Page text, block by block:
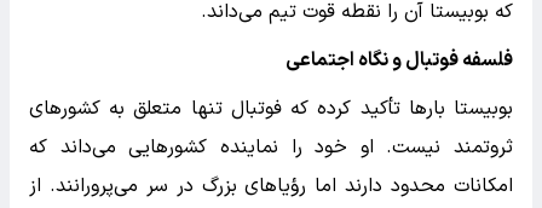
که بوبیستا آن را نقطه قوت تیم می‌داند.
فلسفه فوتبال و نگاه اجتماعی
بوبیستا بارها تأکید کرده که فوتبال تنها متعلق به کشورهای
ثروتمند نیست. او خود را نماینده کشورهایی می‌داند که
امکانات محدود دارند اما رؤیاهای بزرگ در سر می‌پرورانند. از